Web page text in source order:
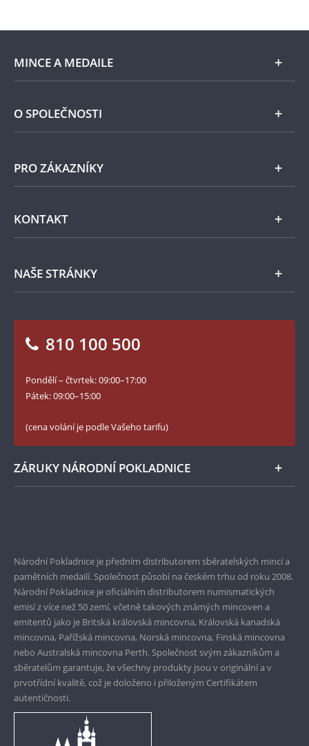
MINCE A MEDAILE
E-shop
Stříbro
Medailéři
O SPOLEČNOSTI
PRO ZÁKAZNÍKY
Všeobecné obchodní podmínky
Ochrana osobních údajů
Numismatické novinky
Zásady používání souborů cookie
KONTAKT
NAŠE STRÁNKY
Blog Pokladnice mincí
Facebook Národní Pokladnice
Twitter Národní Pokladnice
810 100 500
Pondělí – čtvrtek: 09:00–17:00
Pátek: 09:00–15:00
(cena volání je podle Vašeho tarifu)
ZÁRUKY NÁRODNÍ POKLADNICE
Garance nejvyšší kvality
Pouze originální produkty
Národní Pokladnice je předním distributorem sběratelských mincí a
pamětních medailí. Společnost působí na českém trhu od roku 2008.
Národní Pokladnice je oficiálním distributorem numismatických
emisí z více než 50 zemí, včetně takových známých mincoven a
emitentů jako je Britská královská mincovna, Královská kanadská
mincovna, Pařížská mincovna, Norská mincovna, Finská mincovna
nebo Australská mincovna Perth. Společnost svým zákazníkům a
sběratelům garantuje, že všechny produkty jsou v originální a v
prvotřídní kvalitě, což je doloženo i přiloženým Certifikátem
autentičnosti.